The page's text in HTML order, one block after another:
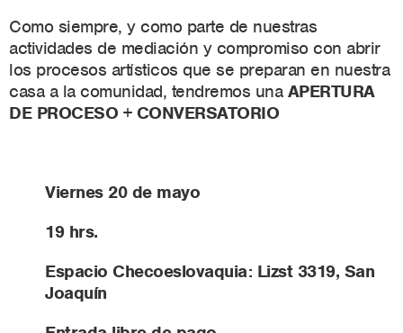
Como siempre, y como parte de nuestras
actividades de mediación y compromiso con abrir
los procesos artísticos que se preparan en nuestra
casa a la comunidad, tendremos una APERTURA
DE PROCESO + CONVERSATORIO
Viernes 20 de mayo
19 hrs.
Espacio Checoeslovaquia: Lizst 3319, San
Joaquín